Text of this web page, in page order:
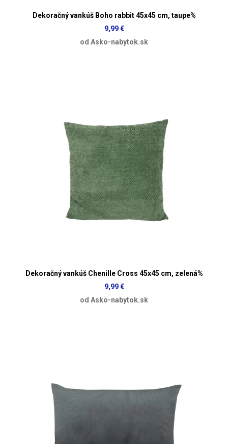
Dekoračný vankúš Boho rabbit 45x45 cm, taupe%
9,99 €
od Asko-nabytok.sk
Dekoračný vankúš Chenille Cross 45x45 cm, zelená%
9,99 €
od Asko-nabytok.sk